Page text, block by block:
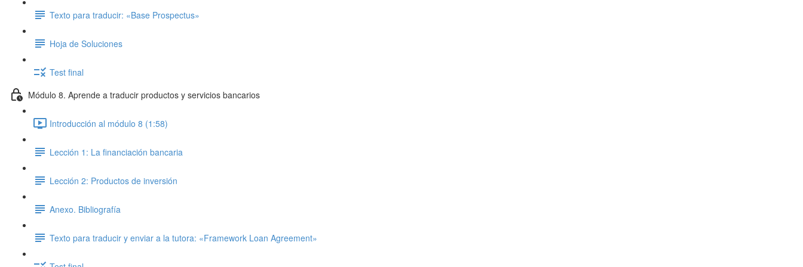
Texto para traducir: «Base Prospectus»
Hoja de Soluciones
Test final
Módulo 8. Aprende a traducir productos y servicios bancarios
Introducción al módulo 8 (1:58)
Lección 1: La financiación bancaria
Lección 2: Productos de inversión
Anexo. Bibliografía
Texto para traducir y enviar a la tutora: «Framework Loan Agreement»